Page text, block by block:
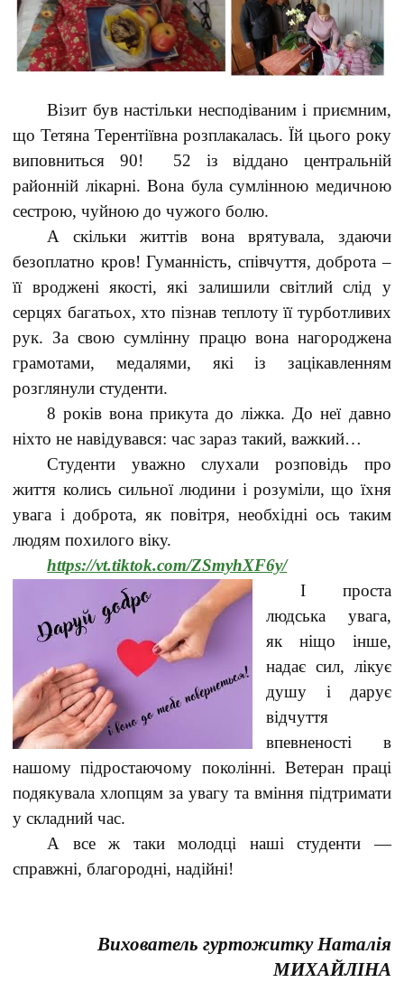
Візит був настільки несподіваним і приємним,
що Тетяна Терентіївна розплакалась. Їй цього року
виповниться 90! 52 із віддано центральній
районній лікарні. Вона була сумлінною медичною
сестрою, чуйною до чужого болю.
А скільки життів вона врятувала, здаючи
безоплатно кров! Гуманність, співчуття, доброта –
її вроджені якості, які залишили світлий слід у
серцях багатьох, хто пізнав теплоту її турботливих
рук. За свою сумлінну працю вона нагороджена
грамотами, медалями, які із зацікавленням
розглянули студенти.
8 років вона прикута до ліжка. До неї давно
ніхто не навідувався: час зараз такий, важкий…
Студенти уважно слухали розповідь про
життя колись сильної людини і розуміли, що їхня
увага і доброта, як повітря, необхідні ось таким
людям похилого віку.
https://vt.tiktok.com/ZSmyhXF6y/
І проста
людська увага,
як ніщо інше,
надає сил, лікує
душу і дарує
відчуття
впевненості в
нашому підростаючому поколінні. Ветеран праці
подякувала хлопцям за увагу та вміння підтримати
у складний час.
А все ж таки молодці наші студенти —
справжні, благородні, надійні!
Вихователь гуртожитку Наталія
МИХАЙЛІНА